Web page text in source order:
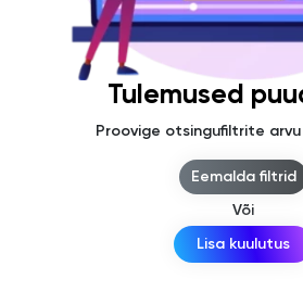
Tulemused
Proovige otsingufiltrite
Eemalda filtrid
Või
Lisa kuulutus